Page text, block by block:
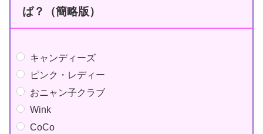
ば？（簡略版）
キャンディーズ
ピンク・レディー
おニャン子クラブ
Wink
CoCo